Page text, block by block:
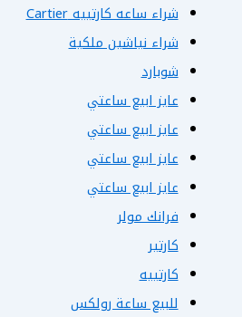
شراء ساعه كارتييه Cartier
شراء نياشين ملكية
شوبارد
عايز ابيع ساعتي
عايز ابيع ساعتي
عايز ابيع ساعتي
عايز ابيع ساعتي
فرانك مولر
كارتير
كارتييه
للبيع ساعة رولكس